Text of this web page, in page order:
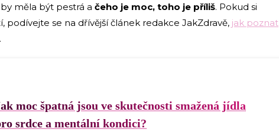
měla být pestrá a čeho je moc, toho je příliš. Pokud si
podívejte se na dřívější článek redakce JakZdravě, jak poznat
.
moc špatná jsou ve skutečnosti smažená jídla
srdce a mentální kondici?